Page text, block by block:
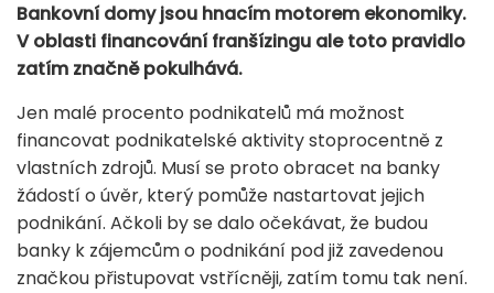
Bankovní domy jsou hnacím motorem ekonomiky.
V oblasti financování franšízingu ale toto pravidlo
zatím značně pokulhává.
Jen malé procento podnikatelů má možnost
financovat podnikatelské aktivity stoprocentně z
vlastních zdrojů. Musí se proto obracet na banky
žádostí o úvěr, který pomůže nastartovat jejich
podnikání. Ačkoli by se dalo očekávat, že budou
banky k zájemcům o podnikání pod již zavedenou
značkou přistupovat vstřícněji, zatím tomu tak není.